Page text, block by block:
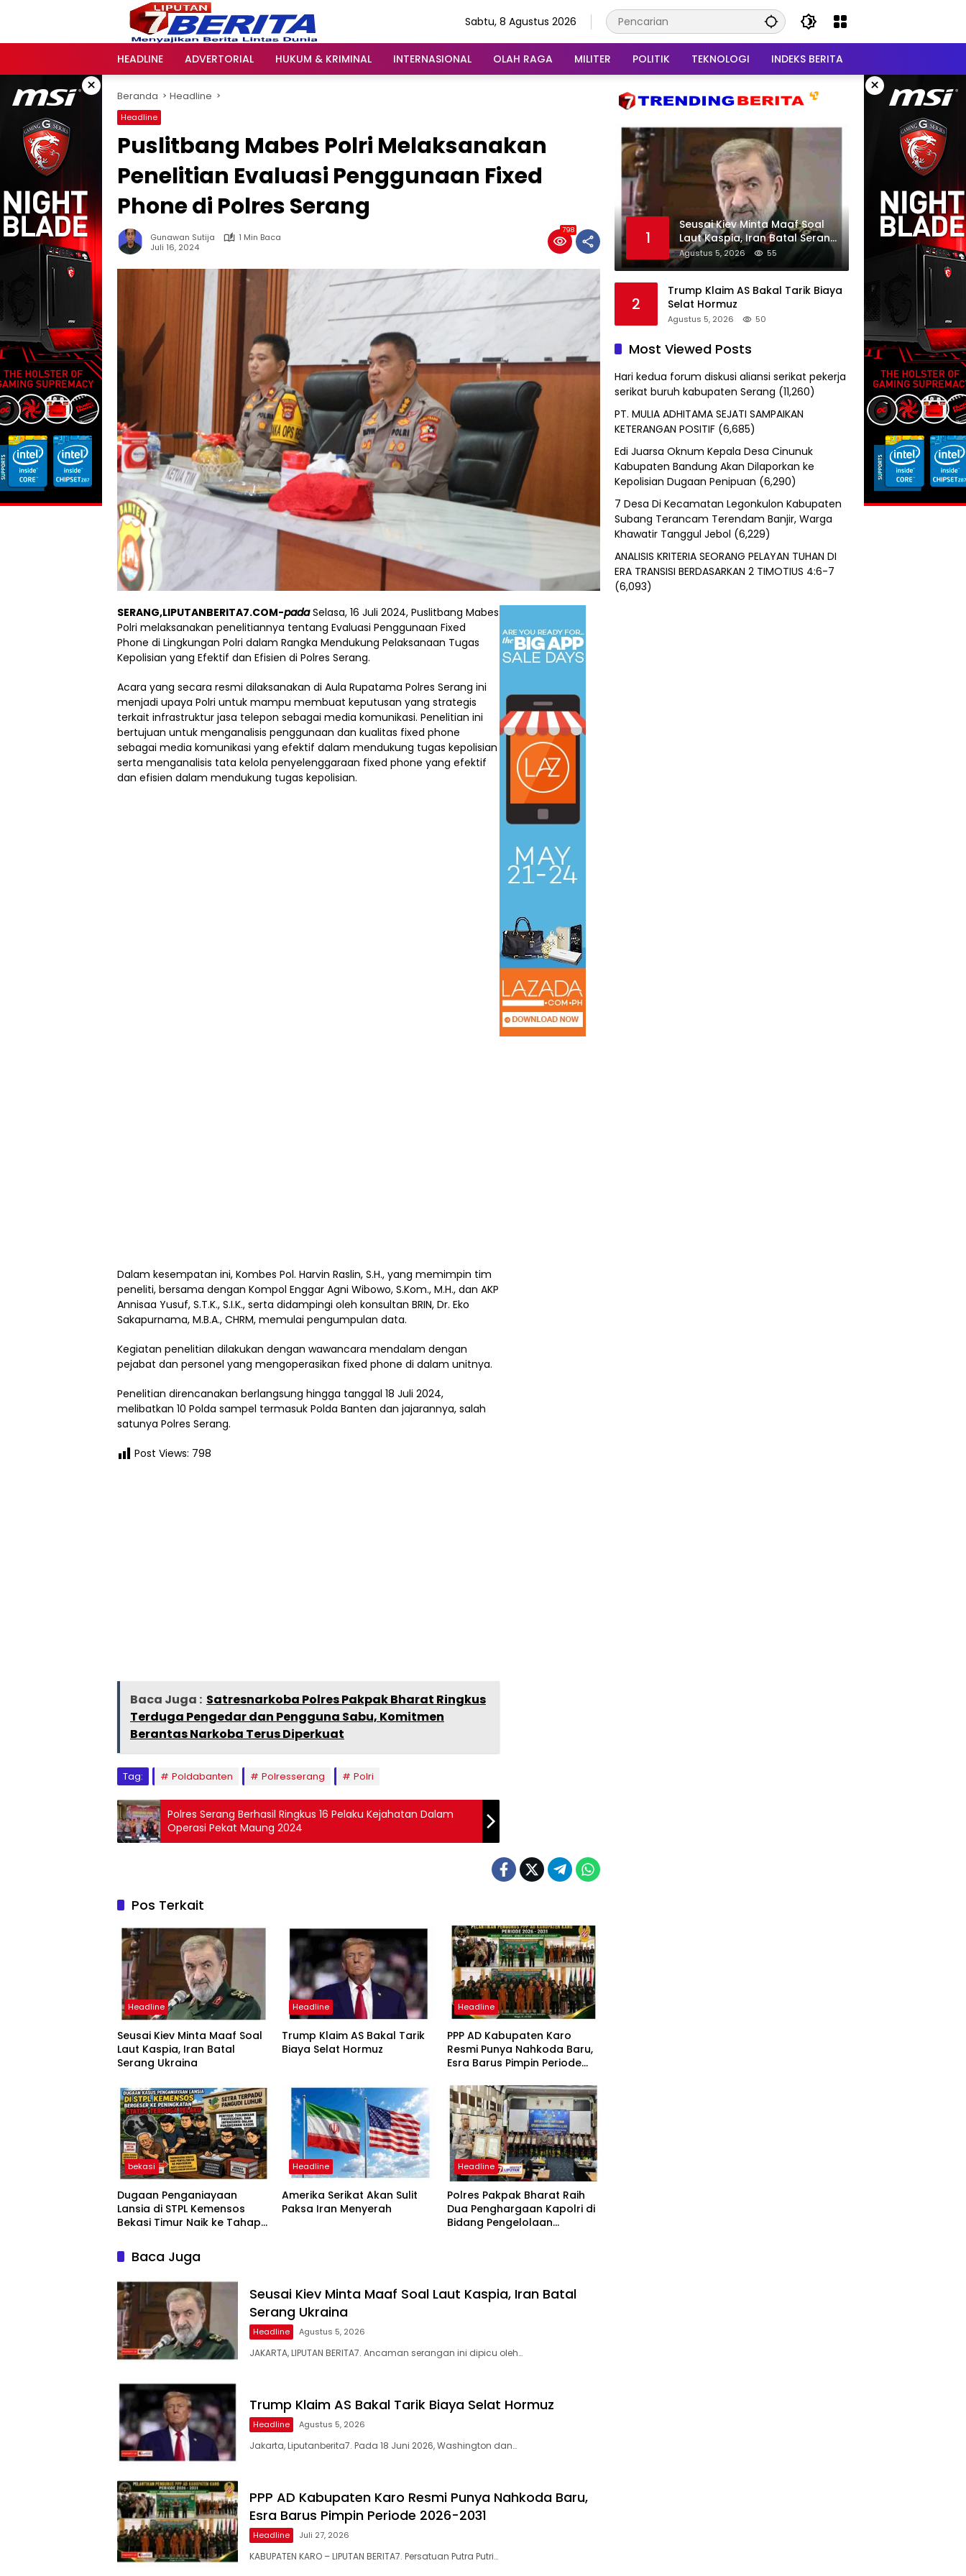
Sabtu, 8 Agustus 2026
HEADLINE ADVERTORIAL HUKUM & KRIMINAL INTERNASIONAL OLAH RAGA MILITER POLITIK TEKNOLOGI INDEKS BERITA
× ×
Beranda Headline
Headline
Puslitbang Mabes Polri Melaksanakan
Penelitian Evaluasi Penggunaan Fixed
Phone di Polres Serang
Gunawan Sutija
1 Min Baca
Juli 16, 2024
798
SERANG,LIPUTANBERITA7.COM-padaSelasa, 16 Juli 2024, Puslitbang Mabes
Polri melaksanakan penelitiannya tentang Evaluasi Penggunaan Fixed
Phone di Lingkungan Polri dalam Rangka Mendukung Pelaksanaan Tugas
Kepolisian yang Efektif dan Efisien di Polres Serang.
Acara yang secara resmi dilaksanakan di Aula Rupatama Polres Serang ini
menjadi upaya Polri untuk mampu membuat keputusan yang strategis
terkait infrastruktur jasa telepon sebagai media komunikasi. Penelitian ini
bertujuan untuk menganalisis penggunaan dan kualitas fixed phone
sebagai media komunikasi yang efektif dalam mendukung tugas kepolisian
serta menganalisis tata kelola penyelenggaraan fixed phone yang efektif
dan efisien dalam mendukung tugas kepolisian.
Dalam kesempatan ini, Kombes Pol. Harvin Raslin, S.H., yang memimpin tim
peneliti, bersama dengan Kompol Enggar Agni Wibowo, S.Kom., M.H., dan AKP
Annisaa Yusuf, S.T.K., S.I.K., serta didampingi oleh konsultan BRIN, Dr. Eko
Sakapurnama, M.B.A., CHRM, memulai pengumpulan data.
Kegiatan penelitian dilakukan dengan wawancara mendalam dengan
pejabat dan personel yang mengoperasikan fixed phone di dalam unitnya.
Penelitian direncanakan berlangsung hingga tanggal 18 Juli 2024,
melibatkan 10 Polda sampel termasuk Polda Banten dan jajarannya, salah
satunya Polres Serang.
Post Views: 798
Baca Juga : Satresnarkoba Polres Pakpak Bharat Ringkus
Terduga Pengedar dan Pengguna Sabu, Komitmen
Berantas Narkoba Terus Diperkuat
Tag: Poldabanten Polresserang Polri
Polres Serang Berhasil Ringkus 16 Pelaku Kejahatan Dalam
Operasi Pekat Maung 2024
Pos Terkait
Headline
Seusai Kiev Minta Maaf Soal
Laut Kaspia, Iran Batal
Serang Ukraina
Headline
Trump Klaim AS Bakal Tarik
Biaya Selat Hormuz
Headline
PPP AD Kabupaten Karo
Resmi Punya Nahkoda Baru,
Esra Barus Pimpin Periode
bekasi
Dugaan Penganiayaan
Lansia di STPL Kemensos
Bekasi Timur Naik ke Tahap
Minta Proses Transparan
dan Bebas Intervensi
Headline
Amerika Serikat Akan Sulit
Paksa Iran Menyerah
Headline
Polres Pakpak Bharat Raih
Dua Penghargaan Kapolri di
Bidang Pengelolaan
Baca Juga
Seusai Kiev Minta Maaf Soal Laut Kaspia, Iran Batal
Serang Ukraina
Headline Agustus 5, 2026
JAKARTA, LIPUTAN BERITA7. Ancaman serangan ini dipicu oleh…
Trump Klaim AS Bakal Tarik Biaya Selat Hormuz
Headline Agustus 5, 2026
Jakarta, Liputanberita7. Pada 18 Juni 2026, Washington dan…
PPP AD Kabupaten Karo Resmi Punya Nahkoda Baru,
Esra Barus Pimpin Periode 2026-2031
Headline Juli 27, 2026
KABUPATEN KARO – LIPUTAN BERITA7. Persatuan Putra Putri…
1
Seusai Kiev Minta Maaf Soal
Laut Kaspia, Iran Batal Serang
Ukraina
Agustus 5, 2026 55
2
Trump Klaim AS Bakal Tarik Biaya
Selat Hormuz
Agustus 5, 2026 50
Most Viewed Posts
Hari kedua forum diskusi aliansi serikat pekerja
serikat buruh kabupaten Serang (11,260)
PT. MULIA ADHITAMA SEJATI SAMPAIKAN
KETERANGAN POSITIF (6,685)
Edi Juarsa Oknum Kepala Desa Cinunuk
Kabupaten Bandung Akan Dilaporkan ke
Kepolisian Dugaan Penipuan (6,290)
7 Desa Di Kecamatan Legonkulon Kabupaten
Subang Terancam Terendam Banjir, Warga
Khawatir Tanggul Jebol (6,229)
ANALISIS KRITERIA SEORANG PELAYAN TUHAN DI
ERA TRANSISI BERDASARKAN 2 TIMOTIUS 4:6-7
(6,093)